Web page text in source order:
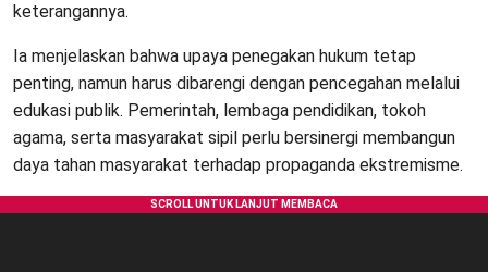
keterangannya.
Ia menjelaskan bahwa upaya penegakan hukum tetap
penting, namun harus dibarengi dengan pencegahan melalui
edukasi publik. Pemerintah, lembaga pendidikan, tokoh
agama, serta masyarakat sipil perlu bersinergi membangun
daya tahan masyarakat terhadap propaganda ekstremisme.